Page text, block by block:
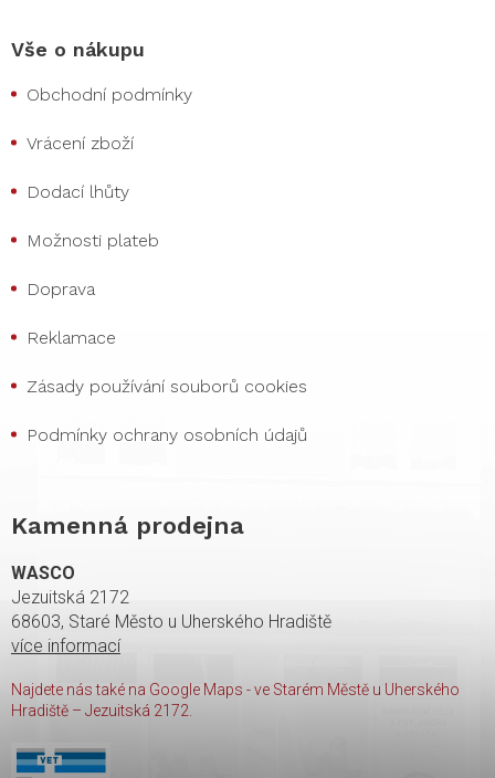
Vše o nákupu
Obchodní podmínky
Vrácení zboží
Dodací lhůty
Možnosti plateb
Doprava
Reklamace
Zásady používání souborů cookies
Podmínky ochrany osobních údajů
Kamenná prodejna
WASCO
Jezuitská 2172
68603, Staré Město u Uherského Hradiště
více informací
Najdete nás také na Google Maps - ve Starém Městě u Uherského
Hradiště – Jezuitská 2172.